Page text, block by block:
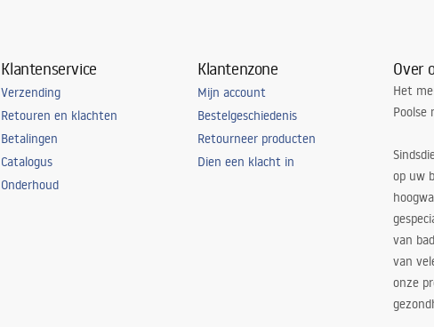
Klantenservice
Verzending
Retouren en klachten
Betalingen
Catalogus
Onderhoud
Klantenzone
Mijn account
Bestelgeschiedenis
Retourneer producten
Dien een klacht in
Over
Het
Poolse
op uw
van
van
onze